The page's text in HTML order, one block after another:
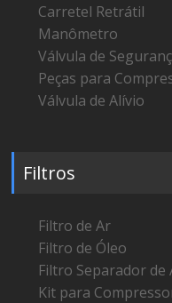
Carretel Retrátil
Manômetro
Válvula de
Peças para
Válvula de Alívio
Filtros
Filtro de Ar
Filtro de Óleo
Filtro Separador de
Kit para